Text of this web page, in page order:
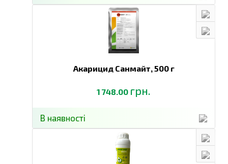
Акарицид Санмайт,500 г
1 748.00 грн.
В наявності